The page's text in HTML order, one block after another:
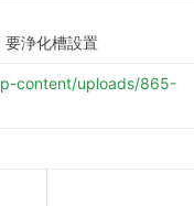
浄化槽設置
content/uploads/865-